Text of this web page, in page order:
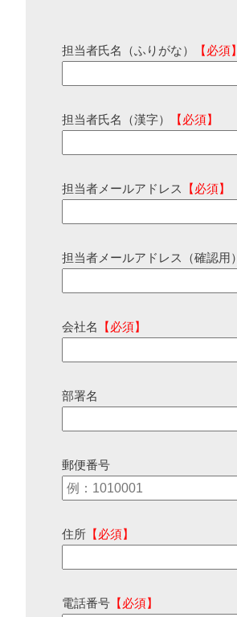
担当者氏名（ふりがな） 【必須】
担当者氏名（漢字） 【必須】
担当者メールアドレス 【必須】
担当者メールアドレス（確認用）
会社名 【必須】
部署名
郵便番号
住所 【必須】
電話番号 【必須】